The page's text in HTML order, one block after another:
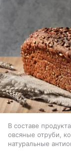
В составе
овсяные отруби,
натуральные